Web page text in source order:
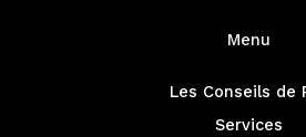
Menu
Les Conseils de
Services